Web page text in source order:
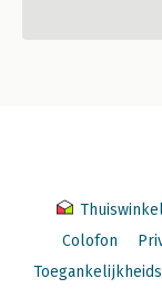
Colofon